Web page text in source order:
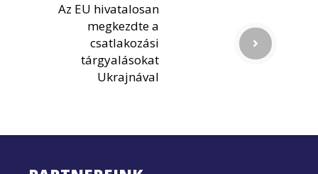
Az EU hivatalosan
megkezdte a
csatlakozási
tárgyalásokat
Ukrajnával